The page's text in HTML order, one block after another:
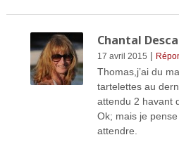
Chantal
17 avril 2015 |
Thomas,j’ai du
tartelettes au
attendu 2 havant
Ok; mais je
attendre.